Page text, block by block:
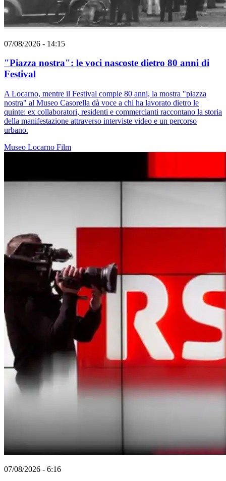
07/08/2026 - 14:15
"Piazza nostra": le voci nascoste dietro 80 anni di
Festival
A Locarno, mentre il Festival compie 80 anni, la mostra "piazza
nostra" al Museo Casorella dà voce a chi ha lavorato dietro le
quinte: ex collaboratori, residenti e commercianti raccontano la storia
della manifestazione attraverso interviste video e un percorso
urbano.
Museo Locarno Film
07/08/2026 - 6:16